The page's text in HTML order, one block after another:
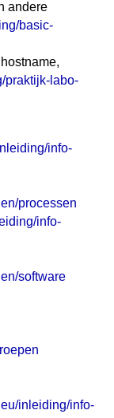
andere
basic-
praktijk-labo-
info-
processen
info-
software
inleiding/info-